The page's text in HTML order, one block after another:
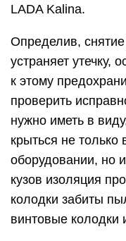
LADA Kalina.
Определив, снятие
устраняет утечку,
к этому
проверить
нужно иметь в
крыться не только
оборудовании, но
кузов изоляция
колодки забиты
винтовые колодки